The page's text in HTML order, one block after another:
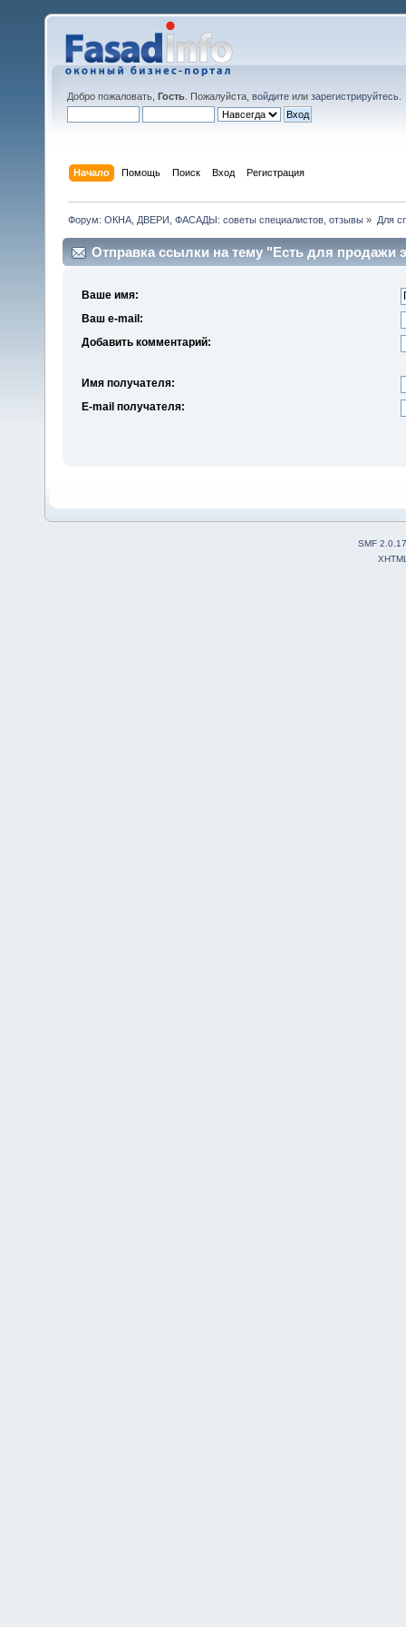
Добро пожаловать, Гость . Пожалуйста, войдите или зарегистрируйтесь
Начало Помощь Поиск Вход Регистрация
Форум: ОКНА, ДВЕРИ, ФАСАДЫ: советы специалистов, отзывы » Для
Отправка ссылки на тему "Есть для продажи
Ваше имя:
Ваш e-mail:
Добавить комментарий:
Имя получателя:
E-mail получателя:
SMF 2.0.17